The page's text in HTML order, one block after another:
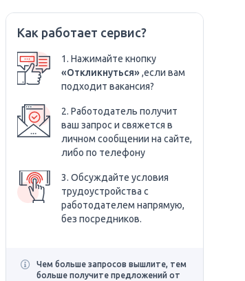
Как работает сервис?
1. Нажимайте кнопку
«Откликнуться»,если вам
подходит вакансия?
2. Работодатель получит
ваш запрос и свяжется в
личном сообщении на сайте,
либо по телефону
3. Обсуждайте условия
трудоустройства с
работодателем напрямую,
без посредников.
Чем больше запросов вышлите, тем
больше получите предложений от